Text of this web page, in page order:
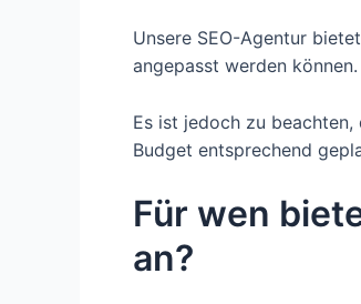
Unsere SEO-Agentur
angepasst werden
Es ist jedoch zu
Budget entsprechend
Für wen
an?